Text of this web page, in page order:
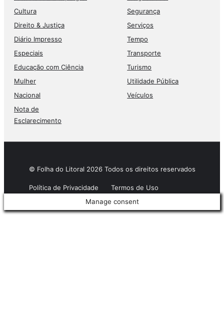
Cultura
Direito & Justiça
Diário Impresso
Especiais
Educação com Ciência
Mulher
Nacional
Nota de
Esclarecimento
Segurança
Serviços
Tempo
Transporte
Turismo
Utilidade Pública
Veículos
© Folha do Litoral 2026 Todos os direitos reservados
Política de Privacidade
Termos de Uso
Manage consent